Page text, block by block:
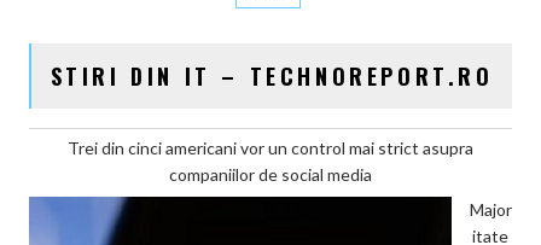
STIRI DIN IT – TECHNOREPORT.RO
Trei din cinci americani vor un control mai strict asupra
companiilor de social media
Major
itate